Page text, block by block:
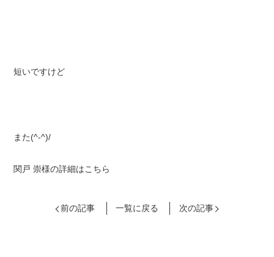
短いですけど
また(^-^)/
関戸 崇様の詳細はこちら
前の記事 一覧に戻る 次の記事